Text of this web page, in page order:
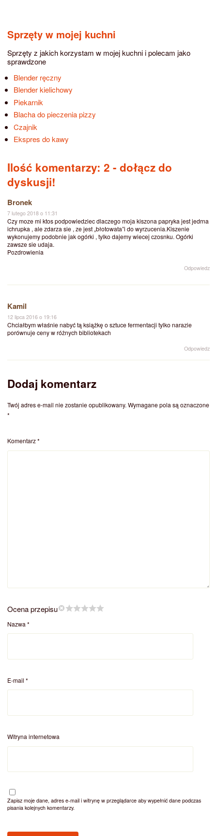
Sprzęty w mojej kuchni
Sprzęty z jakich korzystam w mojej kuchni i polecam jako
sprawdzone
Blender ręczny
Blender kielichowy
Piekarnik
Blacha do pieczenia pizzy
Czajnik
Ekspres do kawy
Ilość komentarzy: 2 - dołącz do
dyskusji!
Bronek
7 lutego 2018 o 11:31
Czy moze mi ktos podpowiedziec dlaczego moja kiszona papryka jest jedrna
ichrupka , ale zdarza sie , ze jest „błotowata”i do wyrzucenia.Kiszenie
wykonujemy podobnie jak ogórki , tylko dajemy wiecej czosnku. Ogórki
zawsze sie udaja.
Pozdrowienia
Odpowiedz
Kamil
12 lipca 2016 o 19:16
Chciałbym właśnie nabyć tą książkę o sztuce fermentacji tylko narazie
porównuje ceny w różnych bibliotekach
Odpowiedz
Dodaj komentarz
Twój adres e-mail nie zostanie opublikowany.Wymagane pola są oznaczone
*
Komentarz*
Ocena przepisu
Nazwa *
E-mail *
Witryna internetowa
Zapisz moje dane, adres e-mail i witrynę w przeglądarce aby wypełnić dane podczas
pisania kolejnych komentarzy.